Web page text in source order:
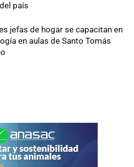
país
jefas de hogar se capacitan en
en aulas de Santo Tomás